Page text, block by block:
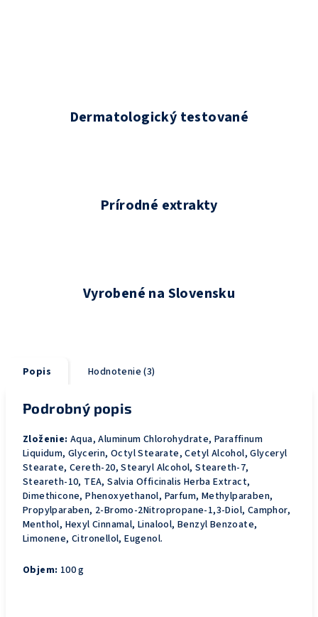
Dermatologický testované
Prírodné extrakty
Vyrobené na Slovensku
Popis Hodnotenie (3)
Podrobný popis
Zloženie: Aqua, Aluminum Chlorohydrate, Paraffinum
Liquidum, Glycerin, Octyl Stearate, Cetyl Alcohol, Glyceryl
Stearate, Cereth-20, Stearyl Alcohol, Steareth-7,
Steareth-10, TEA, Salvia Officinalis Herba Extract,
Dimethicone, Phenoxyethanol, Parfum, Methylparaben,
Propylparaben, 2-Bromo-2Nitropropane-1,3-Diol, Camphor,
Menthol, Hexyl Cinnamal, Linalool, Benzyl Benzoate,
Limonene, Citronellol, Eugenol.
Objem: 100 g